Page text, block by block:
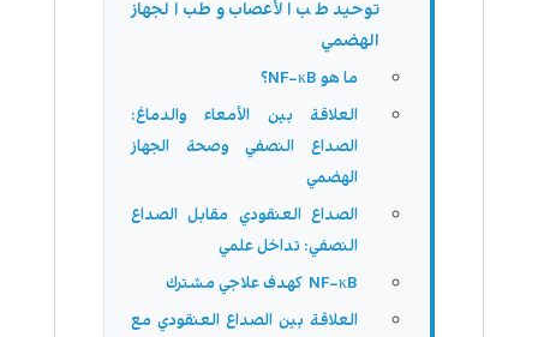
توحيد طب الأعصاب وطب الجهاز
الهضمي
ما هو NF−κB؟
العلاقة بين الأمعاء والدماغ:
الصداع النصفي وصحة الجهاز
الهضمي
الصداع العنقودي مقابل الصداع
النصفي: تداخل علمي
NF−κB كهدف علاجي مشترك
العلاقة بين الصداع العنقودي مع